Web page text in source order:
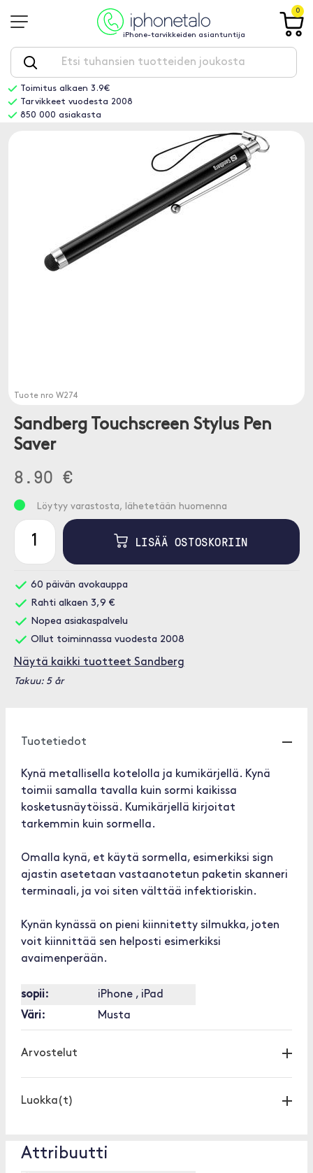
iPhone-tarvikkeiden asiantuntija
0
Toimitus alkaen 3.9€
Tarvikkeet vuodesta 2008
850 000 asiakasta
Tuote nro W274
Sandberg Touchscreen Stylus Pen
Saver
8.90 €
Löytyy varastosta, lähetetään huomenna
LISÄÄ OSTOSKORIIN
60 päivän avokauppa
Rahti alkaen 3,9 €
Nopea asiakaspalvelu
Ollut toiminnassa vuodesta 2008
Näytä kaikki tuotteet Sandberg
Takuu: 5 år
Tuotetiedot
Kynä metallisella kotelolla ja kumikärjellä. Kynä
toimii samalla tavalla kuin sormi kaikissa
kosketusnäytöissä. Kumikärjellä kirjoitat
tarkemmin kuin sormella.
Omalla kynä, et käytä sormella, esimerkiksi sign
ajastin asetetaan vastaanotetun paketin skanneri
terminaali, ja voi siten välttää infektioriskin.
Kynän kynässä on pieni kiinnitetty silmukka, joten
voit kiinnittää sen helposti esimerkiksi
avaimenperään.
sopii:
iPhone , iPad
Väri:
Musta
Arvostelut
Luokka(t)
Attribuutti